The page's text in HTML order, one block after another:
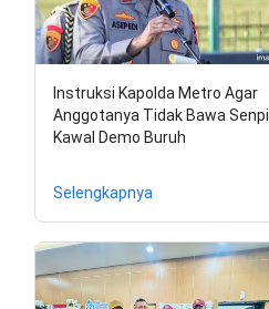
Instruksi Kapolda Metro Agar
Anggotanya Tidak Bawa Senpi
Kawal Demo Buruh
Selengkapnya